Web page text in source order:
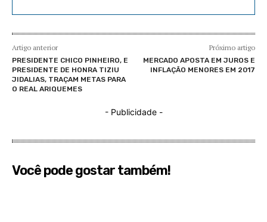
Artigo anterior
PRESIDENTE CHICO PINHEIRO, E
PRESIDENTE DE HONRA TIZIU
JIDALIAS, TRAÇAM METAS PARA
O REAL ARIQUEMES
Próximo artigo
MERCADO APOSTA EM JUROS E
INFLAÇÃO MENORES EM 2017
- Publicidade -
Você pode gostar também!